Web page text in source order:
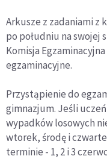
Arkusze z zadaniami
po południu na
Komisja
egzaminacyjne.
Przystąpienie do
gimnazjum. Jeśli
wypadków losowych
wtorek, środę i
terminie - 1, 2 i 3